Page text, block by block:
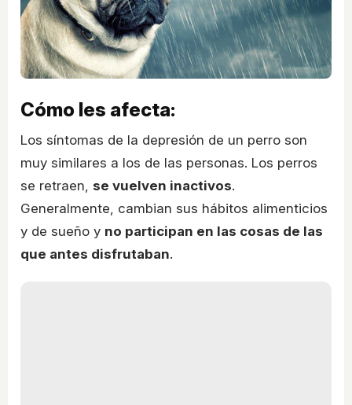
Cómo les afecta:
Los síntomas de la depresión de un perro son
muy similares a los de las personas. Los perros
se retraen, se vuelven inactivos.
Generalmente, cambian sus hábitos alimenticios
y de sueño y no participan en las cosas de las
que antes disfrutaban.